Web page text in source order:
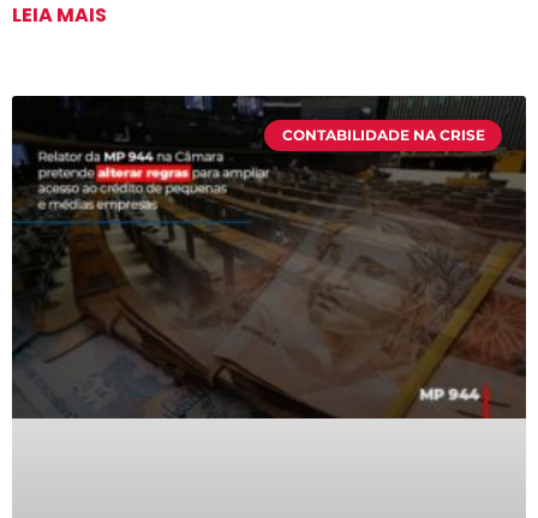
LEIA MAIS
CONTABILIDADE NA CRISE